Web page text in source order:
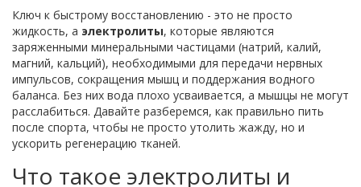
Ключ к быстрому восстановлению - это не просто
жидкость, а электролиты, которые являются
заряженными минеральными частицами (натрий, калий,
магний, кальций), необходимыми для передачи нервных
импульсов, сокращения мышц и поддержания водного
баланса. Без них вода плохо усваивается, а мышцы не могут
расслабиться. Давайте разберемся, как правильно пить
после спорта, чтобы не просто утолить жажду, но и
ускорить регенерацию тканей.
Что такое электролиты и